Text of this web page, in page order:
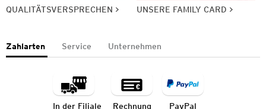
QUALITÄTSVERSPRECHEN UNSERE FAMILY CARD
Zahlarten Service Unternehmen
In der Filiale Rechnung PayPal